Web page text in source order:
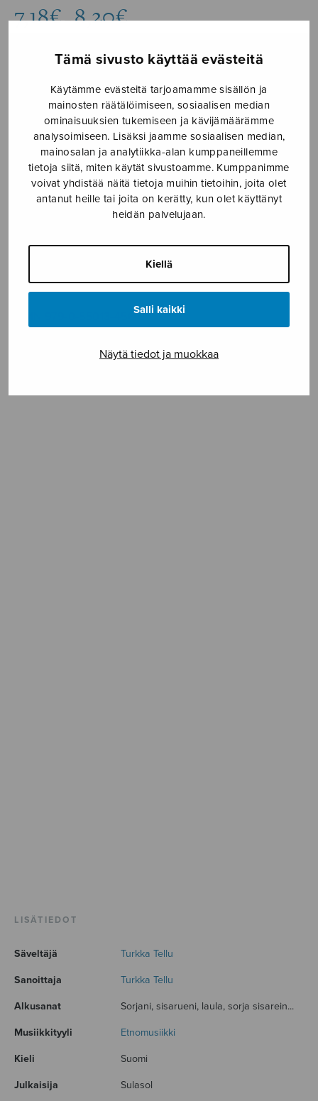
Tämä sivusto käyttää evästeitä
Käytämme evästeitä tarjoamamme sisällön ja
mainosten räätälöimiseen, sosiaalisen median
ominaisuuksien tukemiseen ja kävijämäärämme
analysoimiseen. Lisäksi jaamme sosiaalisen median,
mainosalan ja analytiikka-alan kumppaneillemme
tietoja siitä, miten käytät sivustoamme. Kumppanimme
voivat yhdistää näitä tietoja muihin tietoihin, joita olet
antanut heille tai joita on kerätty, kun olet käyttänyt
heidän palvelujaan.
Kiellä
Salli kaikki
Näytä tiedot ja muokkaa
7,18€ – 8,20€7,18€
8,20€
Sorjani,
sisarueni!
määrä
LISÄÄ
OSTOSKORIIN
S2456
Sävelletty Seinäjoen Sorja-kuorolle syksyllä 2014.
ISMN 979-0-55013-456-0
LISÄTIEDOT
Säveltäjä Turkka Tellu
Sanoittaja Turkka Tellu
Alkusanat Sorjani, sisarueni, laula, sorja sisarein...
Musiikkityyli Etnomusiikki
Kieli Suomi
Julkaisija Sulasol